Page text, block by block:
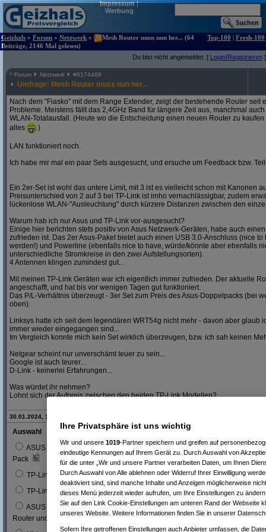
Impressum|
Werbung
Geizhals » Forum » Netzwerk »
Mesh Router muss nun her... (64
Beiträge, 2146 Mal gelesen)
Top-100 | Fresh-100
Du bist nicht angemeldet. [ Login/Registrieren ]
^ Forum Netzwerk #8174468
Umfrage: Mesh Router muss nun her...
Nach dem "Fiasko" mit dem Range Extender, zeigt der bestehende Router seit
Probleme. Meistens fällt das 2,4GHz Band für längere Zeit aus, manchmal
WLAN-Totalausfall. (Heute wo die Entscheidung einen neuen Router zu
alles
)
LAN funktioniert noch.
Ich habe mir mal ein paar Sets ausgesucht, und ersuche um Feedback bzw.
Ein 2er-Set ist wohl das untere Limit, mit 3 ist es vielleicht schon mit Kanonen
Preisunterschied von 2 auf 3 bei TP-Link ist imho vernachlässigbar, zudem
lückenlose WLAN-"Ausleuchtung" durch kürzere Distanzen zwischen den
Warum hab ich nur Asus und TP-Link vor-ausgesucht?
Einige hier berichten stets positiv von Asus Netzwerk-Geräten, habe auch
zufrieden ist. Das 2er Asus-Paket bietet auch einen USB 3.0-Anschluss (nice
werden!) und Powerline (ebenfalls nice to have, würde/könnte aber ebenfalls
unterschiedliche Stromkreise in den zwei Aufstellungsorten).
4 Antennen klingen zumindest gut...
Mit meinen TP-Link Geräten war ich eigentlich immer zufrieden. Der aktuelle
angeschafft, und hat bis vor wenigen Tagen gut funktioniert.
Das P/L-Verhältnis überzeugt - 3er Set zum Preis des Asus-Doppelpacks (bei
oben).
Linksys hatte ich seit dem legendären WRT54g nicht mehr - davon aber glaub
immer wieder eingegangen sind...
Im Vergleich konnte mich kein Set wirklich überzeugen, bzw. ich sah keinen
Netgear scheint nur unverschämt teuer zu sein...
Google ist auch teurer...
D-Link - keinerlei Erfahrungen...
Was würdet ihr nehmen?
Lohnt sich der Aufpreis zwischen den beiden TP-Link Modellen?
30.01.2024, 12:54 Uhr - Editiert von
Auswahl
ASUS ZenWiFi Hybrid XP4, AX1800, weiß, 2er-
Pack
1 7 %
TP-Link Deco S4, 3er-Pack (Deco-S4-3-Pack) 0
TP-Link Deco X20, AX1800, 3er-Pack 2 14
ASUS ZenWiFi AX Mini XD4 Plus, AX1800, weiß,
Router und Satellit Set, 3er-Bundle
1 7 %
Ihre Privatsphäre ist uns wichtig
Wir und unsere 1019-Partner speichern und greifen auf
eindeutige Kennungen auf Ihrem Gerät zu. Durch Auswahl von
für die unter „Wir und unsere Partner verarbeiten Daten, um Ihnen
Durch Auswahl von Alle ablehnen oder Widerruf Ihrer Einwilligung
deaktiviert sind, sind manche Inhalte und Anzeigen möglicherweise
dieses Menü jederzeit wieder aufrufen, um Ihre Einstellungen zu
Sie auf den Link Cookie-Einstellungen am unteren Rand der Webseite
unseres Website. Weitere Informationen finden Sie in unserer
Sofern Ihre getroffenen Einstellungen auch Anbieter umfassen, die